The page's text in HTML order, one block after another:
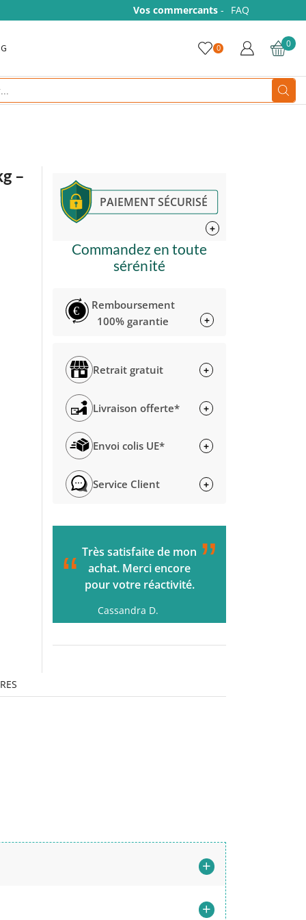
Vos commercants- FAQ
0 0
–
PAIEMENT SÉCURISÉ
+
Commandez en toute
sérénité
€
Remboursement
100% garantie
+
Retrait gratuit +
Livraison offerte* +
Envoi colis UE* +
Service Client +
“
C'était parfait de la
commande à la
livraison. Je
recommande !
Gérard H.
”
+
+